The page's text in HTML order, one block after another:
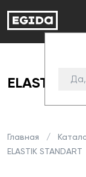
ELASTIK
Главная
ELASTIK STANDART